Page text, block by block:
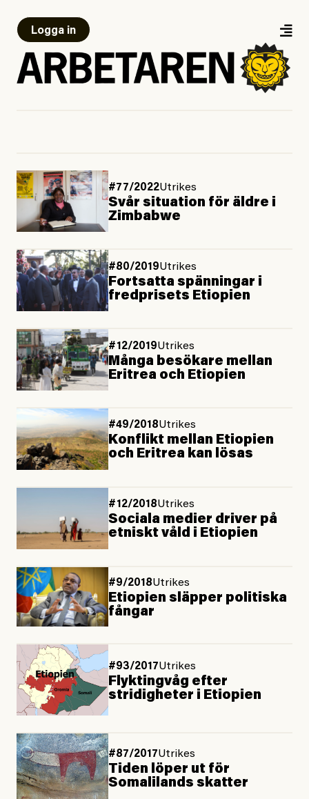
Logga in
#77/2022Utrikes
Svår situation för äldre i
Zimbabwe
#80/2019Utrikes
Fortsatta spänningar i
fredprisets Etiopien
#12/2019Utrikes
Många besökare mellan
Eritrea och Etiopien
#49/2018Utrikes
Konflikt mellan Etiopien
och Eritrea kan lösas
#12/2018Utrikes
Sociala medier driver på
etniskt våld i Etiopien
#9/2018Utrikes
Etiopien släpper politiska
fångar
#93/2017Utrikes
Flyktingvåg efter
stridigheter i Etiopien
#87/2017Utrikes
Tiden löper ut för
Somalilands skatter